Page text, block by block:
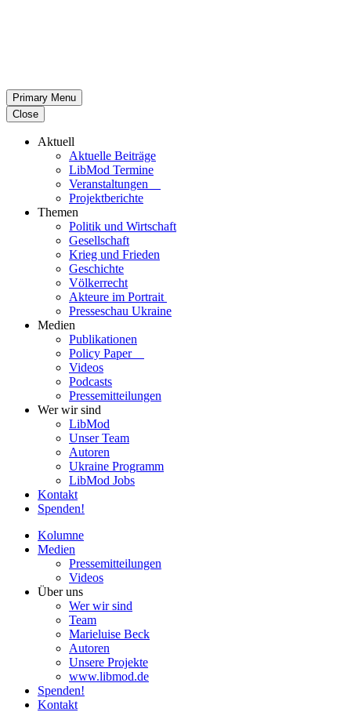
Primary Menu
Close
Aktuell
Aktu­elle Beiträge
LibMod Termine
Ver­an­stal­tun­gen
Pro­jekt­be­richte
Themen
Politik und Wirtschaft
Gesell­schaft
Krieg und Frieden
Geschichte
Völ­ker­recht
Akteure im Portrait
Pres­se­schau Ukraine
Medien
Publi­ka­tio­nen
Policy Paper
Videos
Pod­casts
Pres­se­mit­tei­lun­gen
Wer wir sind
LibMod
Unser Team
Autoren
Ukraine Pro­gramm
LibMod Jobs
Kontakt
Spenden!
Kolumne
Medien
Pres­se­mit­tei­lun­gen
Videos
Über uns
Wer wir sind
Team
Marie­luise Beck
Autoren
Unsere Pro­jekte
www.libmod.de
Spenden!
Kontakt